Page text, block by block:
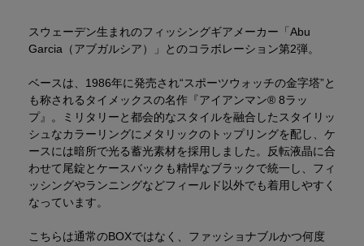
スウェーデン生まれのフィッシングギアメーカー「Abu
Garcia（アブガルシア）」とのコラボレーション第2弾。
ベースは、1986年に発売され“スポーツウォッチの金字塔”と
も称されるタイメックスの名作『アイアンマン® 8ラッ
プ』。ミリタリーと都会的なスタイルを融合したスタイリッ
シュなカラーリングにメタリックのトップリングを配し、ケ
ースには暗所で光る蓄光素材を採用しました。反転液晶に合
わせて尾錠とケースバックも精悍なブラックで統一し、フィ
ッシングやランニングなどフィールド以外でも着用しやすく
なっています。
こちらは通常のBOXではなく、ファッショナブルかつ何度